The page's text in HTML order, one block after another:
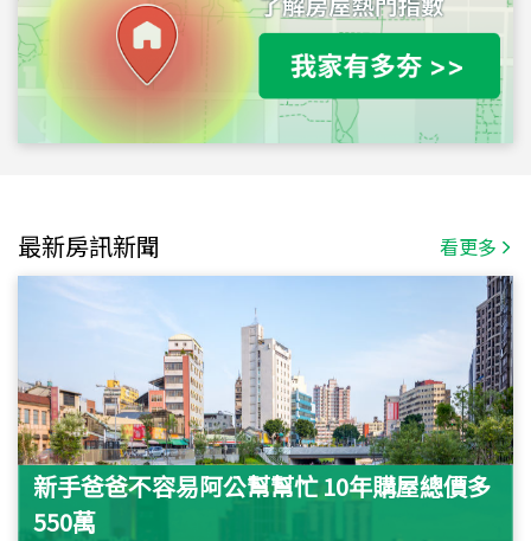
最新房訊新聞 看更多
新手爸爸不容易阿公幫幫忙 10年購屋總價多
550萬